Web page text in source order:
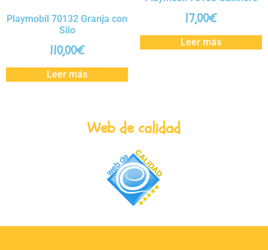
Playmobil 70132 Granja con
Silo
110,00€
Leer más
17,00€
Leer más
Web de calidad